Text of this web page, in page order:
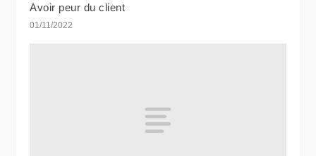
Avoir peur du client
01/11/2022